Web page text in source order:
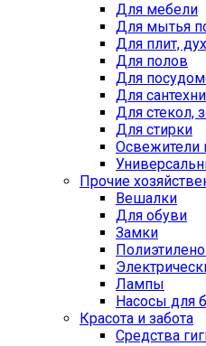
Для мебели
Для мытья
Для плит,
Для полов
Для
Для
Для стекол,
Для стирки
Освежители
Прочие
Вешалки
Для обуви
Замки
Лампы
Насосы для
Красота и забота
Средства